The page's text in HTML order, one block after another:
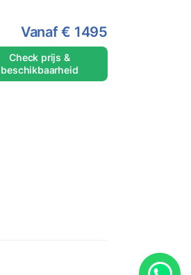
Vanaf€ 1495
Check prijs &
beschikbaarheid